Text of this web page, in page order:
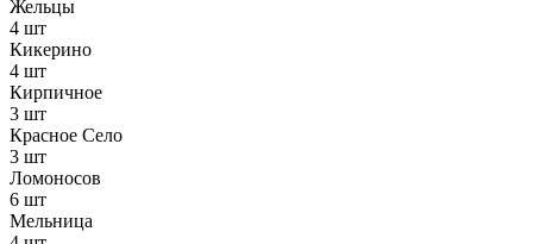
Жельцы
4 шт
Кикерино
4 шт
Кирпичное
3 шт
Красное Село
3 шт
Ломоносов
6 шт
Мельница